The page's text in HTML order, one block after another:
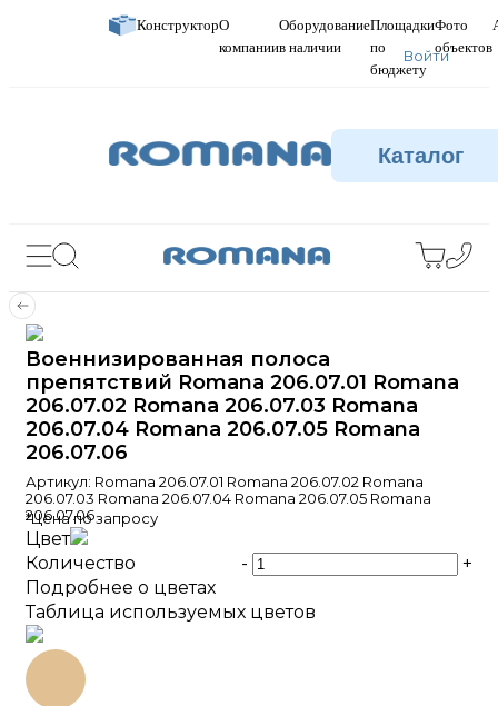
КонструкторО
компании
Оборудование
в наличии
Площадки
по
бюджету
Фото
объектов
Войти
Каталог
Военнизированная полоса
препятствий Romana 206.07.01 Romana
206.07.02 Romana 206.07.03 Romana
206.07.04 Romana 206.07.05 Romana
206.07.06
Артикул: Romana 206.07.01 Romana 206.07.02 Romana
206.07.03 Romana 206.07.04 Romana 206.07.05 Romana
206.07.06
*Цена по запросу
Цвет
Количество
-
+
Подробнее о цветах
Таблица используемых цветов